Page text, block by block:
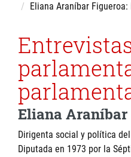
Eliana Araníbar
Eliana Araníbar
Dirigenta social y política
Diputada en 1973 por la